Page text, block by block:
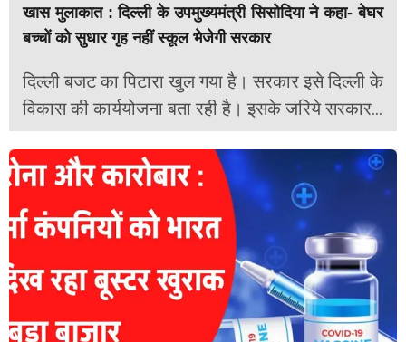
खास मुलाकात : दिल्ली के उपमुख्यमंत्री सिसोदिया ने कहा- बेघर
बच्चों को सुधार गृह नहीं स्कूल भेजेगी सरकार
दिल्ली बजट का पिटारा खुल गया है। सरकार इसे दिल्ली के
विकास की कार्ययोजना बता रही है। इसके जरिये सरकार...